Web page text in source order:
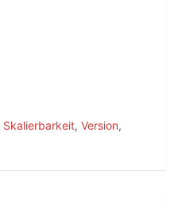
Skalierbarkeit, Version,